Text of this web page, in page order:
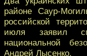
районе Саур-
российской
июля заявил
национальной
Андрей Лысенко.